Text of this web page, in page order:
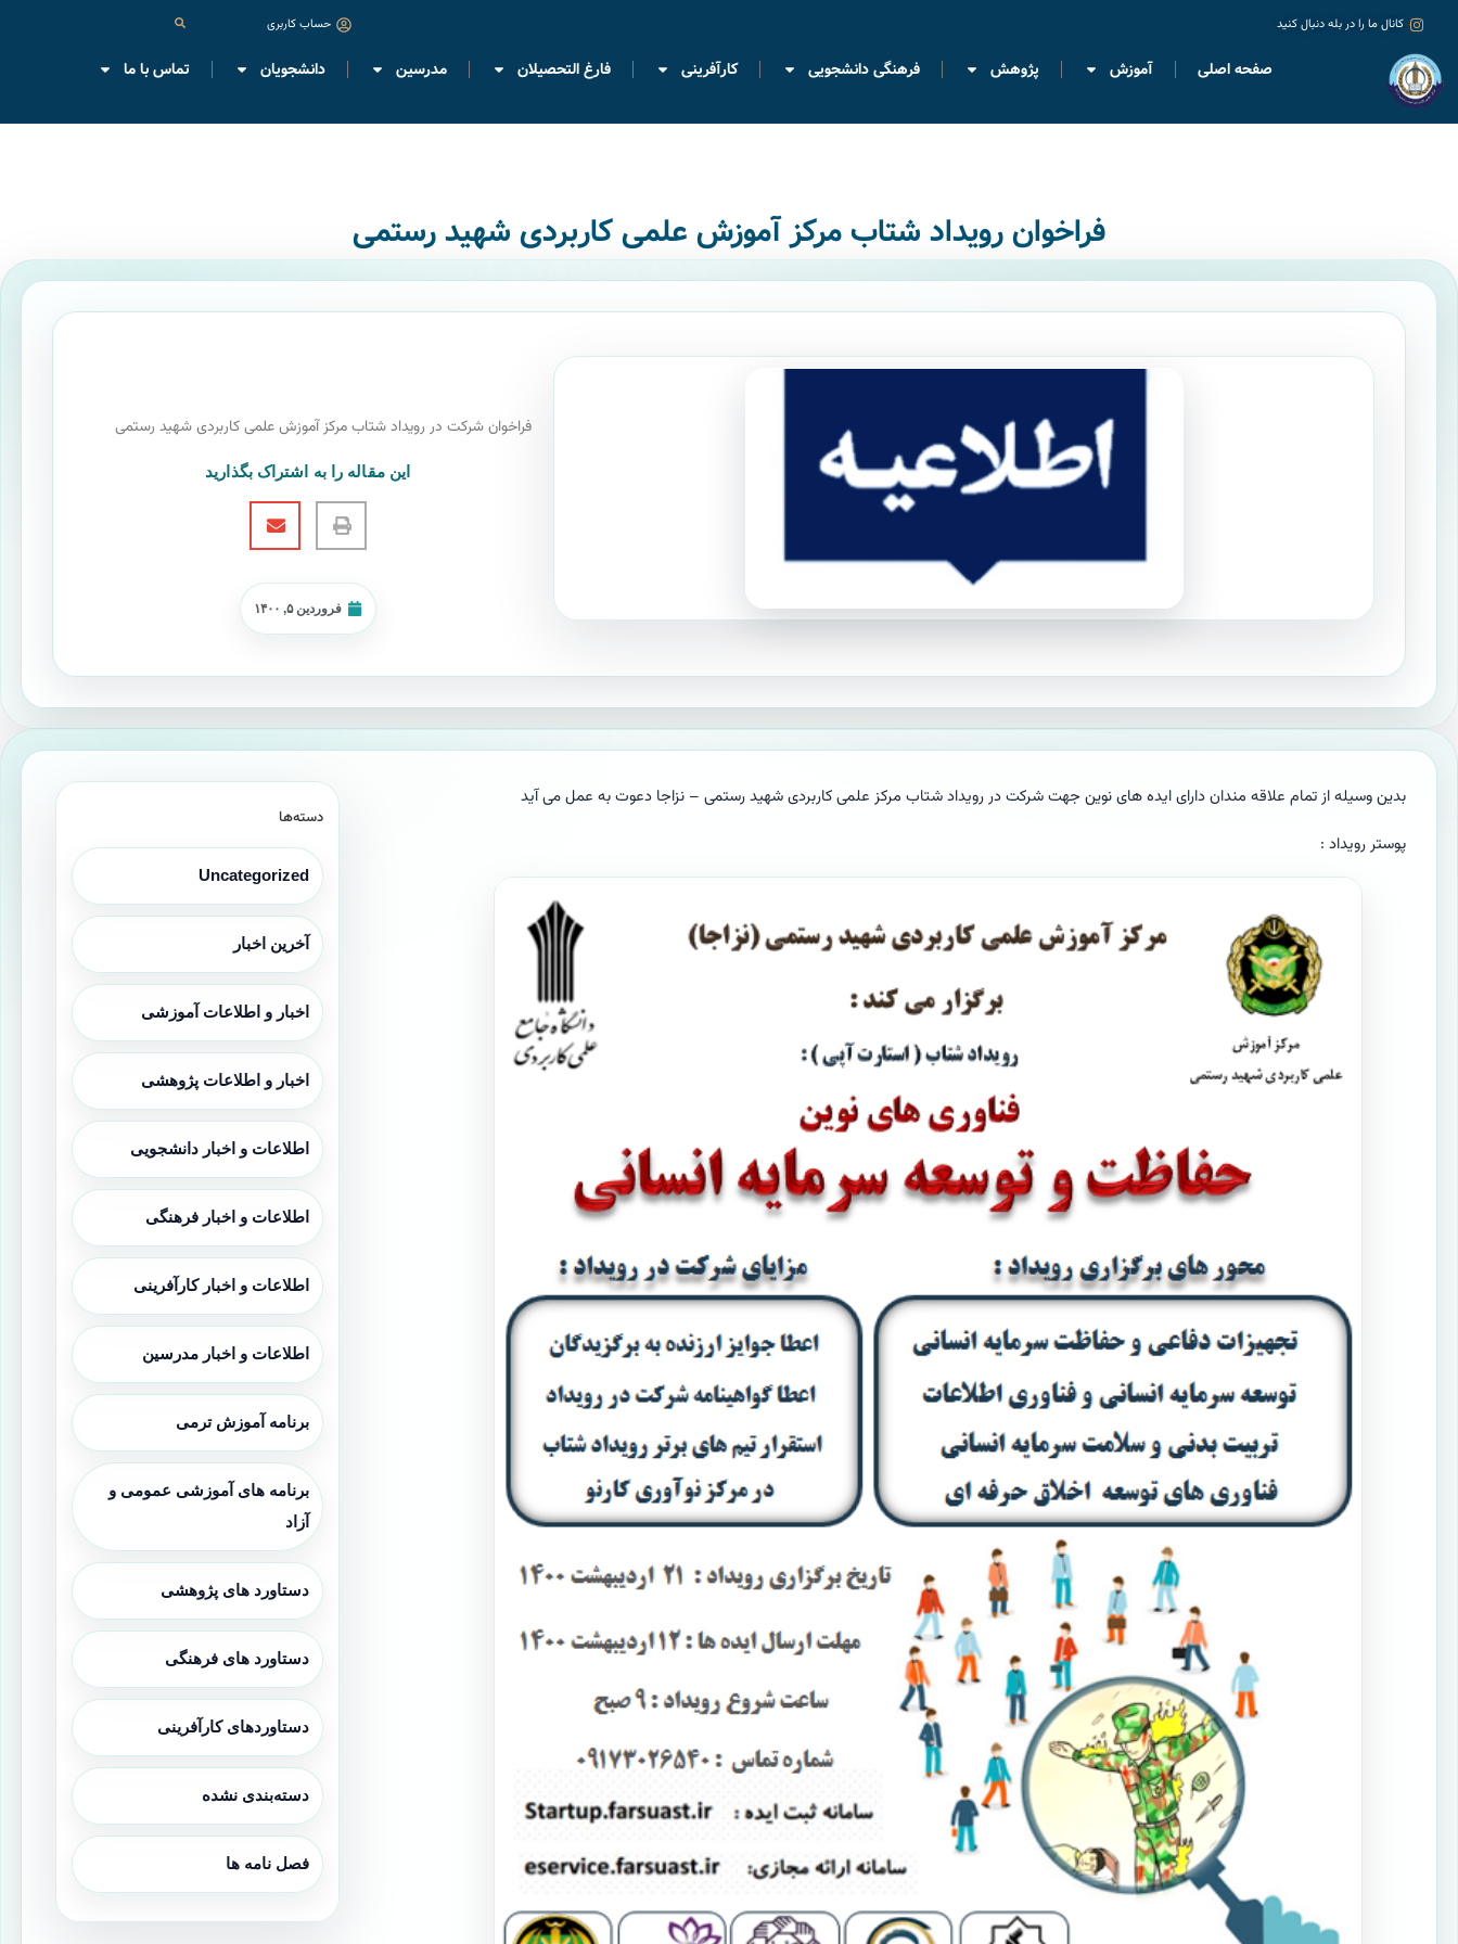
کانال ما را در بله دنبال کنید حساب کاربری
صفحه اصلی آموزش پژوهش فرهنگی دانشجویی کارآفرینی فارغ التحصیلان مدرسین دانشجویان تماس با ما
فراخوان رویداد شتاب مرکز آموزش علمی کاربردی شهید رستمی
فراخوان شرکت در رویداد شتاب مرکز آموزش علمی کاربردی شهید رستمی
این مقاله را به اشتراک بگذارید
فروردین ۵, ۱۴۰۰
بدین وسیله از تمام علاقه مندان دارای ایده های نوین جهت شرکت در رویداد شتاب مرکز علمی کاربردی شهید رستمی – نزاجا دعوت به عمل می آید
پوستر رویداد :
دسته‌ها
Uncategorized
آخرین اخبار
اخبار و اطلاعات آموزشی
اخبار و اطلاعات پژوهشی
اطلاعات و اخبار دانشجویی
اطلاعات و اخبار فرهنگی
اطلاعات و اخبار کارآفرینی
اطلاعات و اخبار مدرسین
برنامه آموزش ترمی
برنامه های آموزشی عمومی و
آزاد
دستاورد های پژوهشی
دستاورد های فرهنگی
دستاوردهای کارآفرینی
دسته‌بندی نشده
فصل نامه ها